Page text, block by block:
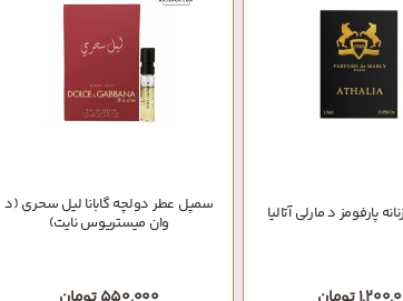
پارفومز د مارلی آتالیا
سمپل عطر دولچه گابانا لیل سحری (د
وان میستریوس نایت)